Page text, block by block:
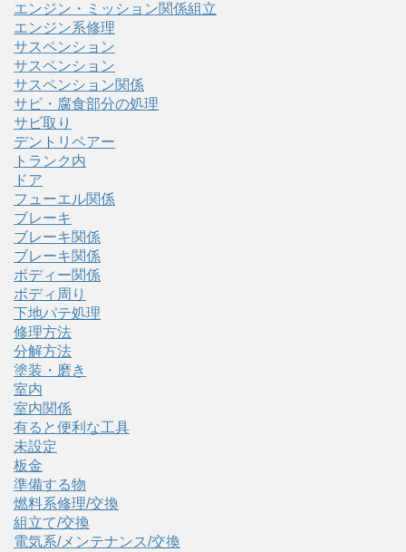
エンジン・ミッション関係組立
エンジン系修理
サスペンション
サスペンション
サスペンション関係
サビ・腐食部分の処理
サビ取り
デントリペアー
トランク内
ドア
フューエル関係
ブレーキ
ブレーキ関係
ブレーキ関係
ボディー関係
ボディ周り
下地パテ処理
修理方法
分解方法
塗装・磨き
室内
室内関係
有ると便利な工具
未設定
板金
準備する物
燃料系修理/交換
組立て/交換
電気系/メンテナンス/交換